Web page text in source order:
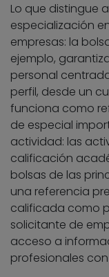
Lo que distingue
especialización
empresas: la
ejemplo,
personal
perfil, desde un
funciona como
de especial
actividad: las
calificación
bolsas de las
una referencia
calificada como
solicitante de
acceso a
profesionales